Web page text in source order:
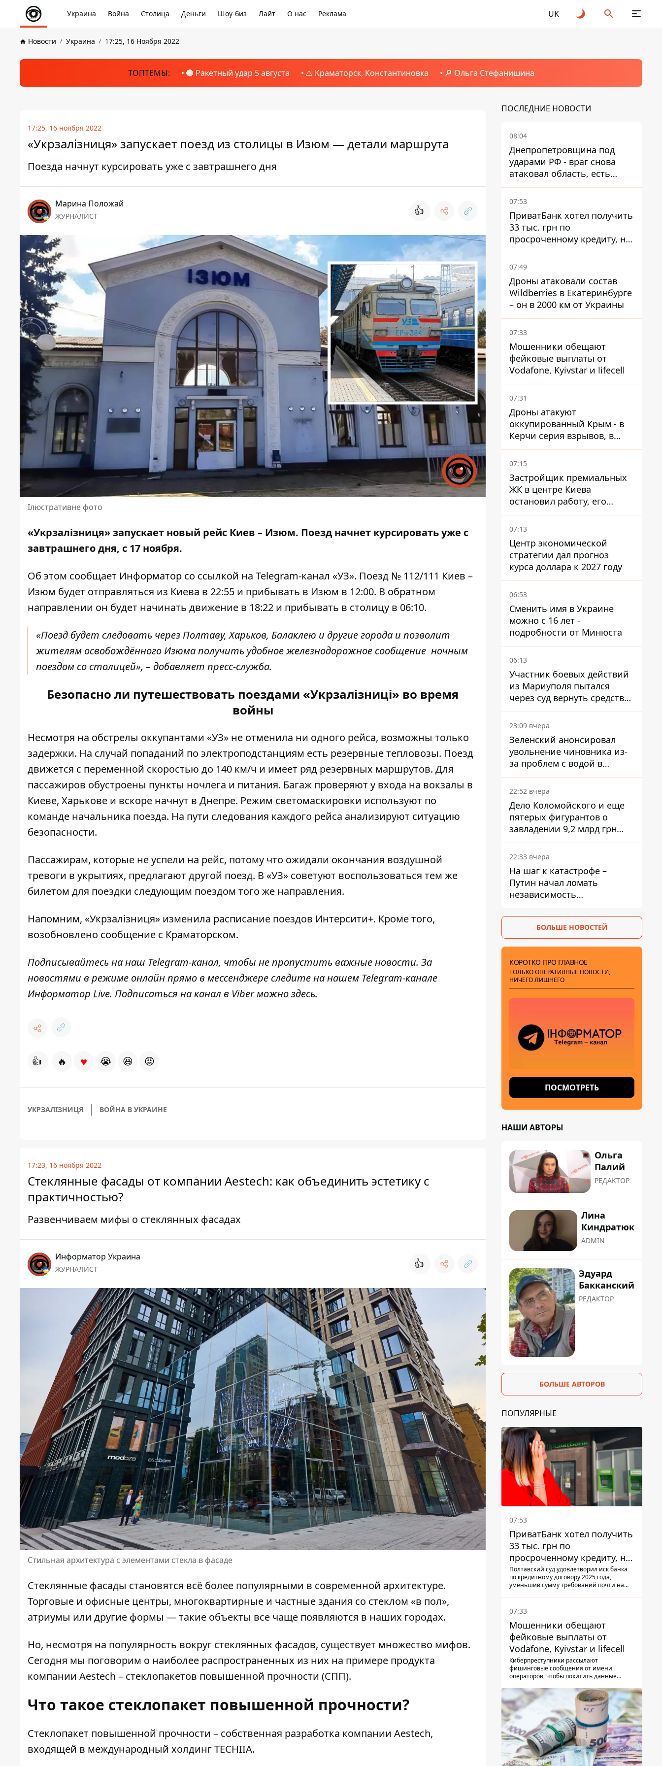
Украина Война Столица Деньги Шоу-биз Лайт О нас Реклама UK
Новости Украина 17:25, 16 Ноября 2022
ТОПТЕМЫ: 🔴 Ракетный удар 5 августа ⚠️ Краматорск, Константиновка 🔎 Ольга Стефанишина
17:25, 16 ноября 2022
«Укрзалізниця» запускает поезд из столицы в Изюм — детали маршрута
Поезда начнут курсировать уже с завтрашнего дня
Марина Положай
ЖУРНАЛИСТ 👍
Ілюстративне фото
«Укрзалізниця» запускает новый рейс Киев – Изюм. Поезд начнет курсировать уже с
завтрашнего дня, с 17 ноября.
Об этом сообщает Информатор со ссылкой на Telegram-канал «УЗ». Поезд № 112/111 Киев –
Изюм будет отправляться из Киева в 22:55 и прибывать в Изюм в 12:00. В обратном
направлении он будет начинать движение в 18:22 и прибывать в столицу в 06:10.
«Поезд будет следовать через Полтаву, Харьков, Балаклею и другие города и позволит
жителям освобождённого Изюма получить удобное железнодорожное сообщение ночным
поездом со столицей», – добавляет пресс-служба.
Безопасно ли путешествовать поездами «Укрзалізниці» во время
войны
Несмотря на обстрелы оккупантами «УЗ» не отменила ни одного рейса, возможны только
задержки. На случай попаданий по электроподстанциям есть резервные тепловозы. Поезд
движется с переменной скоростью до 140 км/ч и имеет ряд резервных маршрутов. Для
пассажиров обустроены пункты ночлега и питания. Багаж проверяют у входа на вокзалы в
Киеве, Харькове и вскоре начнут в Днепре. Режим светомаскировки используют по
команде начальника поезда. На пути следования каждого рейса анализируют ситуацию
безопасности.
Пассажирам, которые не успели на рейс, потому что ожидали окончания воздушной
тревоги в укрытиях, предлагают другой поезд. В «УЗ» советуют воспользоваться тем же
билетом для поездки следующим поездом того же направления.
Напомним, «Укрзалізниця» изменила расписание поездов Интерсити+. Кроме того,
возобновлено сообщение с Краматорском.
Подписывайтесь на наш Telegram-канал, чтобы не пропустить важные новости. За
новостями в режиме онлайн прямо в мессенджере следите на нашем Telegram-канале
Информатор Live. Подписаться на канал в Viber можноздесь.
👍 🔥 ♥ 😭 😆 😡
УКРЗАЛІЗНИЦЯ ВОЙНА В УКРАИНЕ
17:23, 16 ноября 2022
Стеклянные фасады от компании Aestech: как объединить эстетику с
практичностью?
Развенчиваем мифы о стеклянных фасадах
Информатор Украина
ЖУРНАЛИСТ 👍
Стильная архитектура с элементами стекла в фасаде
Стеклянные фасады становятся всё более популярными в современной архитектуре.
Торговые и офисные центры, многоквартирные и частные здания со стеклом «в пол»,
атриумы или другие формы — такие объекты все чаще появляются в наших городах.
Но, несмотря на популярность вокруг стеклянных фасадов, существует множество мифов.
Сегодня мы поговорим о наиболее распространенных из них на примере продукта
компании Aestech – стеклопакетов повышенной прочности (СПП).
Что такое стеклопакет повышенной прочности?
Стеклопакет повышенной прочности – собственная разработка компании Aestech,
входящей в международный холдингTECHIIA.
ПОСЛЕДНИЕ НОВОСТИ
08:04
Днепропетровщина под
ударами РФ - враг снова
атаковал область, есть
разрушения и пожары
07:53
ПриватБанк хотел получить
33 тыс. грн по
просроченному кредиту, но
суд взыскал с должницы
только 22 тыс. грн
07:49
Дроны атаковали состав
Wildberries в Екатеринбурге
– он в 2000 км от Украины
07:33
Мошенники обещают
фейковые выплаты от
Vodafone, Kyivstar и lifecell
07:31
Дроны атакуют
оккупированный Крым - в
Керчи серия взрывов, в
Феодосии пожар
07:15
Застройщик премиальных
ЖК в центре Киева
остановил работу, его
руководители сбежали из
Украины - Bihus.info
07:13
Центр экономической
стратегии дал прогноз
курса доллара к 2027 году
06:53
Сменить имя в Украине
можно с 16 лет -
подробности от Минюста
06:13
Участник боевых действий
из Мариуполя пытался
через суд вернуть средства
субсидии со счета в
Ощадбанке – каким было
решение
23:09 вчера
Зеленский анонсировал
увольнение чиновника из-
за проблем с водой в
Марганце
22:52 вчера
Дело Коломойского и еще
пятерых фигурантов о
завладении 9,2 млрд грн
ПриватБанка направили в
суд
22:33 вчера
На шаг к катастрофе –
Путин начал ломать
независимость
заставив снизить базовую
ставкуБОЛЬШЕ НОВОСТЕЙ
КОРОТКО ПРО ГЛАВНОЕ
ТОЛЬКО ОПЕРАТИВНЫЕ НОВОСТИ,
НИЧЕГО ЛИШНЕГО
ПОСМОТРЕТЬ
НАШИ АВТОРЫ
Ольга
Палий
РЕДАКТОР
Лина
Киндратюк
ADMIN
Эдуард
Бакканский
РЕДАКТОР
БОЛЬШЕ АВТОРОВ
ПОПУЛЯРНЫЕ
07:53
ПриватБанк хотел получить
33 тыс. грн по
просроченному кредиту, но
суд взыскал с должницы
только 22 тыс. грн
Полтавский суд удовлетворил иск банка
по кредитному договору 2025 года,
уменьшив сумму требований почти на
07:33
Мошенники обещают
фейковые выплаты от
Vodafone, Kyivstar и lifecell
Киберпреступники рассылают
фишинговые сообщения от имени
операторов, чтобы похитить данные